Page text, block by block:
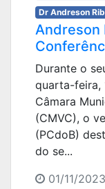
Dr Andreson
Andreson
Durante o
quarta-feira,
Câmara
(CMVC), o
(PCdoB)
do se...
01/11/